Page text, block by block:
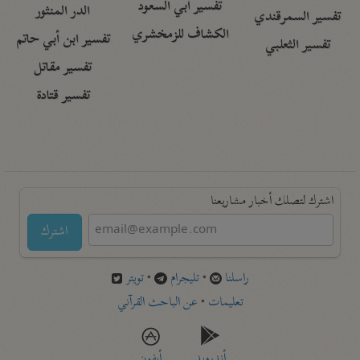
تفسير السمرقندي
تفسير الثعلبي
تفسير أبي السعود
الكشاف للزمخشري
الدر المنثور
تفسير ابن أبي حاتم
تفسير مقاتل
تفسير قتادة
اشترك لتصلك أخبار مشاريعنا
اشترك
راسلنا •تليجرام •تويتر
تعليمات •عن الباحث القرآني